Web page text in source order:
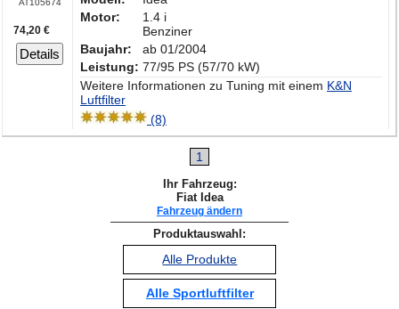
AT105674
74,20 €
Details
Motor:
1.4 i
Benziner
Baujahr:
ab 01/2004
Leistung: 77/95 PS (57/70 kW)
Weitere Informationen zu Tuning mit einem K&N
Luftfilter
(8)
1
Ihr Fahrzeug:
Fiat Idea
Fahrzeug ändern
Produktauswahl:
Alle Produkte
Alle Sportluftfilter